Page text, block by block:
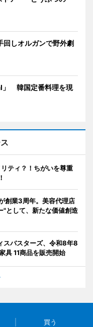
しオルガンで野外劇
」 韓国定番料理を現
ティ？！ちがいを尊重
創業3周年。美容代理店
"として、新たな価値創造
スバスターズ、令和8年8
具 11商品を販売開始
買う